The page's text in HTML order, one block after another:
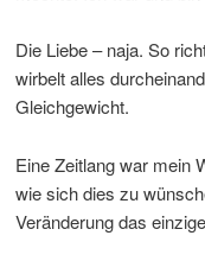
Die Liebe – naja. So
wirbelt alles
Gleichgewicht.
Eine Zeitlang war mein
wie sich dies zu
Veränderung das